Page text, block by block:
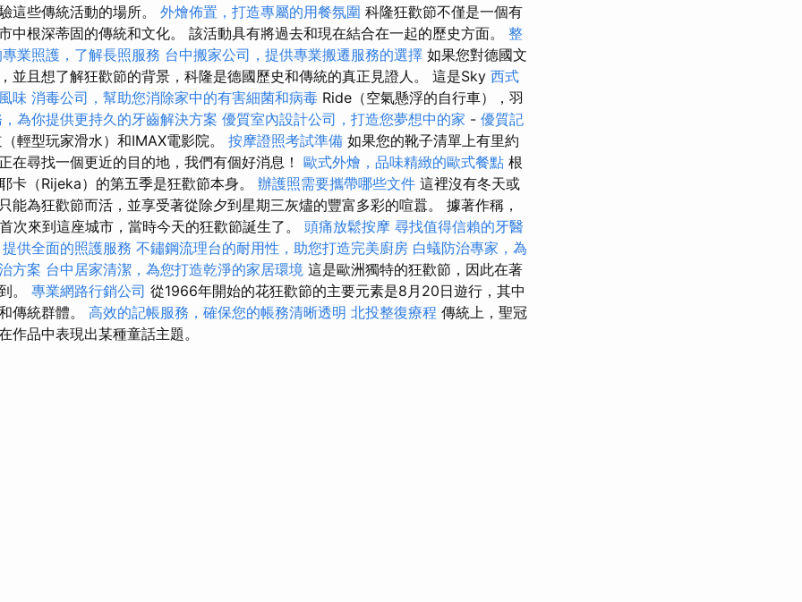
這些傳統活動的場所。 外燴佈置，打造專屬的用餐氛圍 科隆狂歡節不僅是一個有
中根深蒂固的傳統和文化。 該活動具有將過去和現在結合在一起的歷史方面。 整
業照護，了解長照服務 台中搬家公司，提供專業搬遷服務的選擇 如果您對德國文
並且想了解狂歡節的背景，科隆是德國歷史和傳統的真正見證人。 這是Sky 西式
味 消毒公司，幫助您消除家中的有害細菌和病毒 Ride（空氣懸浮的自行車），羽
為你提供更持久的牙齒解決方案 優質室內設計公司，打造您夢想中的家 - 優質記
輕型玩家滑水）和IMAX電影院。 按摩證照考試準備 如果您的靴子清單上有里約
在尋找一個更近的目的地，我們有個好消息！ 歐式外燴，品味精緻的歐式餐點 根
卡（Rijeka）的第五季是狂歡節本身。 辦護照需要攜帶哪些文件 這裡沒有冬天或
能為狂歡節而活，並享受著從除夕到星期三灰燼的豐富多彩的喧囂。 據著作稱，
次來到這座城市，當時今天的狂歡節誕生了。 頭痛放鬆按摩 尋找值得信賴的牙醫
供全面的照護服務 不鏽鋼流理台的耐用性，助您打造完美廚房 白蟻防治專家，為
方案 台中居家清潔，為您打造乾淨的家居環境 這是歐洲獨特的狂歡節，因此在著
。 專業網路行銷公司 從1966年開始的花狂歡節的主要元素是8月20日遊行，其中
傳統群體。 高效的記帳服務，確保您的帳務清晰透明 北投整復療程 傳統上，聖冠
作品中表現出某種童話主題。